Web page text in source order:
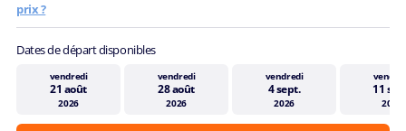
prix ?
Dates de départ disponibles
vendredi
21 août
2026
vendredi
28 août
2026
vendredi
4 sept.
2026
11
2026